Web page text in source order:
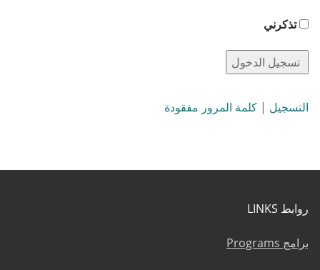
تذكرني
التسجيل | كلمة المرور مفقودة
روابط LINKS
برامج Programs